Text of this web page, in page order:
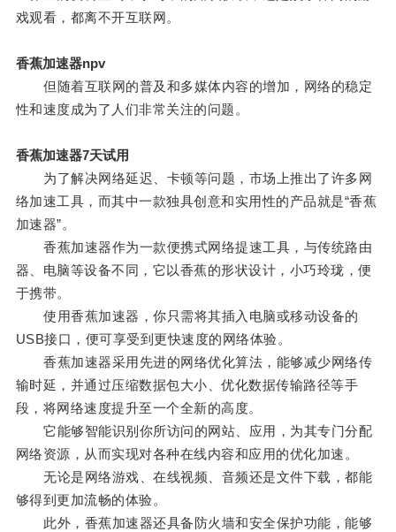
戏观看，都离不开互联网。
香蕉加速器npv
但随着互联网的普及和多媒体内容的增加，网络的稳定
性和速度成为了人们非常关注的问题。
香蕉加速器7天试用
为了解决网络延迟、卡顿等问题，市场上推出了许多网
络加速工具，而其中一款独具创意和实用性的产品就是“香蕉
加速器”。
香蕉加速器作为一款便携式网络提速工具，与传统路由
器、电脑等设备不同，它以香蕉的形状设计，小巧玲珑，便
于携带。
使用香蕉加速器，你只需将其插入电脑或移动设备的
USB接口，便可享受到更快速度的网络体验。
香蕉加速器采用先进的网络优化算法，能够减少网络传
输时延，并通过压缩数据包大小、优化数据传输路径等手
段，将网络速度提升至一个全新的高度。
它能够智能识别你所访问的网站、应用，为其专门分配
网络资源，从而实现对各种在线内容和应用的优化加速。
无论是网络游戏、在线视频、音频还是文件下载，都能
够得到更加流畅的体验。
此外，香蕉加速器还具备防火墙和安全保护功能，能够